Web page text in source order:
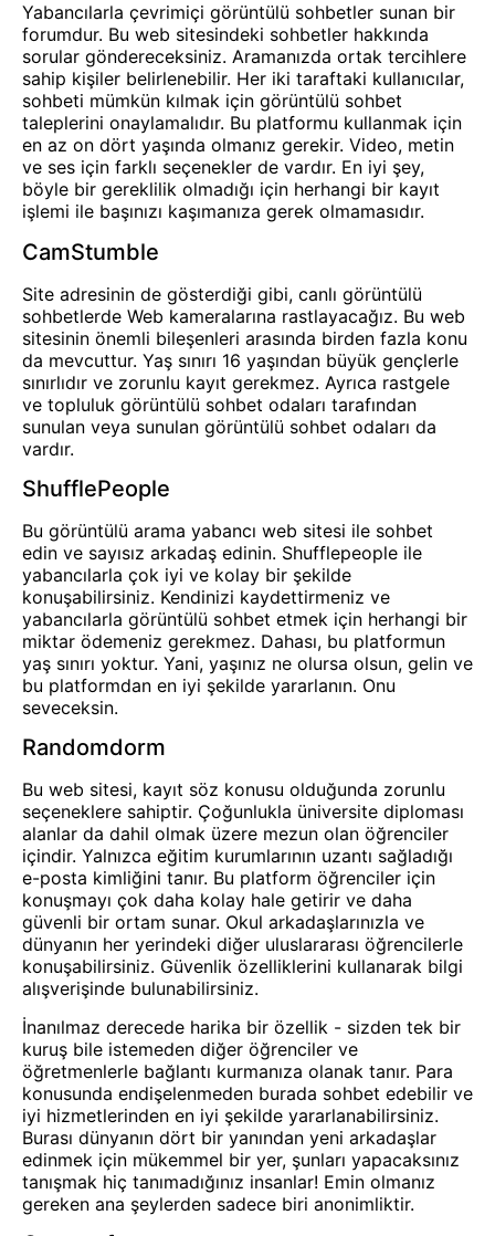
Yabancılarla çevrimiçi görüntülü sohbetler sunan bir
forumdur. Bu web sitesindeki sohbetler hakkında
sorular göndereceksiniz. Aramanızda ortak tercihlere
sahip kişiler belirlenebilir. Her iki taraftaki kullanıcılar,
sohbeti mümkün kılmak için görüntülü sohbet
taleplerini onaylamalıdır. Bu platformu kullanmak için
en az on dört yaşında olmanız gerekir. Video, metin
ve ses için farklı seçenekler de vardır. En iyi şey,
böyle bir gereklilik olmadığı için herhangi bir kayıt
işlemi ile başınızı kaşımanıza gerek olmamasıdır.
CamStumble
Site adresinin de gösterdiği gibi, canlı görüntülü
sohbetlerde Web kameralarına rastlayacağız. Bu web
sitesinin önemli bileşenleri arasında birden fazla konu
da mevcuttur. Yaş sınırı 16 yaşından büyük gençlerle
sınırlıdır ve zorunlu kayıt gerekmez. Ayrıca rastgele
ve topluluk görüntülü sohbet odaları tarafından
sunulan veya sunulan görüntülü sohbet odaları da
vardır.
ShufflePeople
Bu görüntülü arama yabancı web sitesi ile sohbet
edin ve sayısız arkadaş edinin. Shufflepeople ile
yabancılarla çok iyi ve kolay bir şekilde
konuşabilirsiniz. Kendinizi kaydettirmeniz ve
yabancılarla görüntülü sohbet etmek için herhangi bir
miktar ödemeniz gerekmez. Dahası, bu platformun
yaş sınırı yoktur. Yani, yaşınız ne olursa olsun, gelin ve
bu platformdan en iyi şekilde yararlanın. Onu
seveceksin.
Randomdorm
Bu web sitesi, kayıt söz konusu olduğunda zorunlu
seçeneklere sahiptir. Çoğunlukla üniversite diploması
alanlar da dahil olmak üzere mezun olan öğrenciler
içindir. Yalnızca eğitim kurumlarının uzantı sağladığı
e-posta kimliğini tanır. Bu platform öğrenciler için
konuşmayı çok daha kolay hale getirir ve daha
güvenli bir ortam sunar. Okul arkadaşlarınızla ve
dünyanın her yerindeki diğer uluslararası öğrencilerle
konuşabilirsiniz. Güvenlik özelliklerini kullanarak bilgi
alışverişinde bulunabilirsiniz.
İnanılmaz derecede harika bir özellik - sizden tek bir
kuruş bile istemeden diğer öğrenciler ve
öğretmenlerle bağlantı kurmanıza olanak tanır. Para
konusunda endişelenmeden burada sohbet edebilir ve
iyi hizmetlerinden en iyi şekilde yararlanabilirsiniz.
Burası dünyanın dört bir yanından yeni arkadaşlar
edinmek için mükemmel bir yer, şunları yapacaksınız
tanışmak hiç tanımadığınız insanlar! Emin olmanız
gereken ana şeylerden sadece biri anonimliktir.